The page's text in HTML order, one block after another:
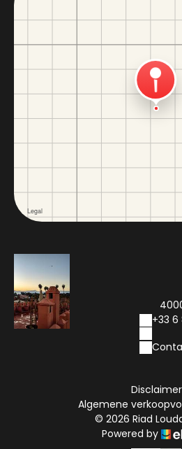
+33
Disclaimer
Algemene
© 2026 Riad
Powered by